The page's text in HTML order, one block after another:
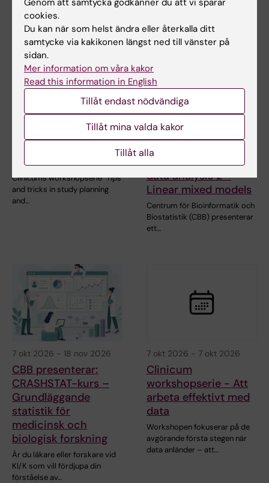
30 sep 2026-21 okt 2026
Clinicum
hösten 2026
Clinicums workshopserie "Tips
and tricks in study planning
and…
1 okt 2026-1 okt 2026
CBB
undervisningssemina
rium: Longitudinal
data analysis 2 -
Linear mixed models
Centrum för Bioinformatik och
Biostatistik (CBB) presenterar
ett…
7 okt 2026 - 18 nov 2026
CBB presenterar:
CRASHSTAT-kurs –
Grundläggande
statistik för
medicinsk och
biologisk forskning
Är du läkare eller forskare vid
KI/K som vill fördjupa din
förståelse av…
7 okt 2026 - 7 okt 2026
Clinicum
workshopserie - Att
arbeta effektivt med
data
Workshopen fokuserar på de
avgörande första stegen när
data anländer – att…
Genom att samtycka godkänner du att vi sparar
cookies.
Du kan när som helst ändra eller återkalla ditt
samtycke via kakikonen längst ned till vänster på
sidan.
Mer information om våra kakor
Read this information in English
Tillåt endast nödvändiga
Tillåt mina valda kakor
Tillåt alla